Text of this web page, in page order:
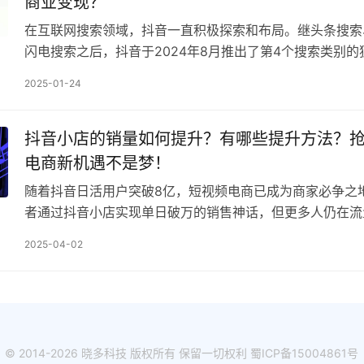
在互联网搜索领域，抖音一直积极探索和布局。继头条搜
闪电搜索之后，抖音于2024年8月推出了第4个搜索类别
2025-01-24
抖音小店的销量如何提升？有哪些提升方法？
电商新机遇不是梦！
随着抖音日活用户突破8亿，短视频电商已成为商家必争之
者通过抖音小店实现单日破万的销售神话，但更多人仍在
2025-04-02
© 2014-2026 晓多科技 版权所有 保留一切权利 蜀ICP备15004861号